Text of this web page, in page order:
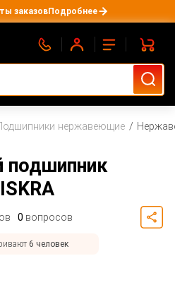
заказовПодробнее
нержавеющие
0 вопросов
6 человек